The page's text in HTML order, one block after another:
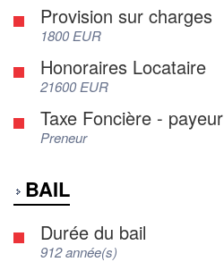
Provision sur charges
1800 EUR
Honoraires Locataire
21600 EUR
Taxe Foncière - payeur
Preneur
BAIL
Durée du bail
912 année(s)